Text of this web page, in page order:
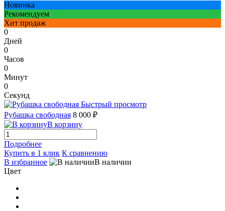
Новинка
Рекомендуем
Хит продаж
0
Дней
0
Часов
0
Минут
0
Секунд
Быстрый просмотр
Рубашка свободная 8 000 ₽
В корзину
Подробнее
Купить в 1 клик К сравнению
В избранное
В наличии
Цвет